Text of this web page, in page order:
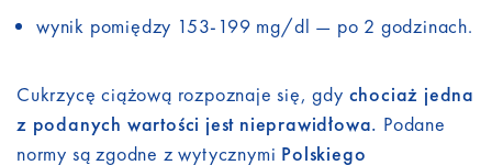
wynik pomiędzy 153-199 mg/dl — po 2 godzinach.
Cukrzycę ciążową rozpoznaje się, gdy chociaż jedna
z podanych wartości jest nieprawidłowa. Podane
normy są zgodne z wytycznymi Polskiego